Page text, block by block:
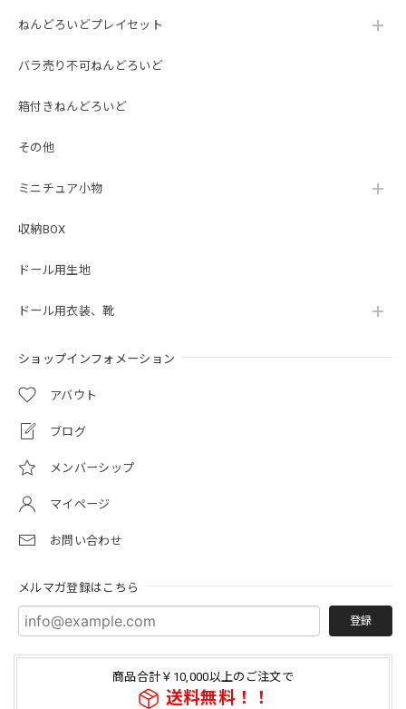
ねんどろいどプレイセット
バラ売り不可ねんどろいど
箱付きねんどろいど
その他
ミニチュア小物
収納BOX
ドール用生地
ドール用衣装、靴
ショップインフォメーション
アバウト
ブログ
メンバーシップ
マイページ
お問い合わせ
メルマガ登録はこちら
登録
商品合計￥10,000以上のご注文で
送料無料！！